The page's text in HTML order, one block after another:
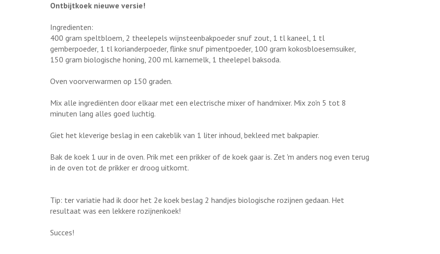
Ontbijtkoek nieuwe versie!
Ingredienten:
400 gram speltbloem, 2 theelepels wijnsteenbakpoeder snuf zout, 1 tl kaneel, 1 tl
gemberpoeder, 1 tl korianderpoeder, flinke snuf pimentpoeder, 100 gram kokosbloesemsuiker,
150 gram biologische honing, 200 ml. karnemelk, 1 theelepel baksoda.
Oven voorverwarmen op 150 graden.
Mix alle ingrediënten door elkaar met een electrische mixer of handmixer. Mix zo'n 5 tot 8
minuten lang alles goed luchtig.
Giet het kleverige beslag in een cakeblik van 1 liter inhoud, bekleed met bakpapier.
Bak de koek 1 uur in de oven. Prik met een prikker of de koek gaar is. Zet 'm anders nog even terug
in de oven tot de prikker er droog uitkomt.
Tip: ter variatie had ik door het 2e koek beslag 2 handjes biologische rozijnen gedaan. Het
resultaat was een lekkere rozijnenkoek!
Succes!